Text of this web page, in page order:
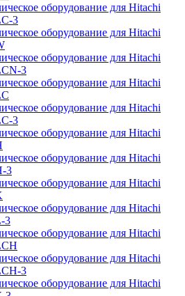
оборудование для Hitachi
3
оборудование для Hitachi
оборудование для Hitachi
3
оборудование для Hitachi
оборудование для Hitachi
3
оборудование для Hitachi
оборудование для Hitachi
3
оборудование для Hitachi
оборудование для Hitachi
3
оборудование для Hitachi
оборудование для Hitachi
3
оборудование для Hitachi